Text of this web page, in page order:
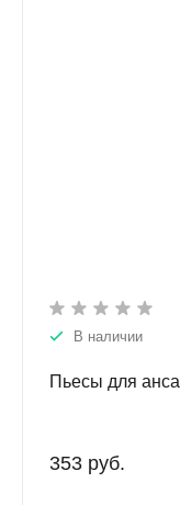
В наличии
Пьесы для
353 руб.